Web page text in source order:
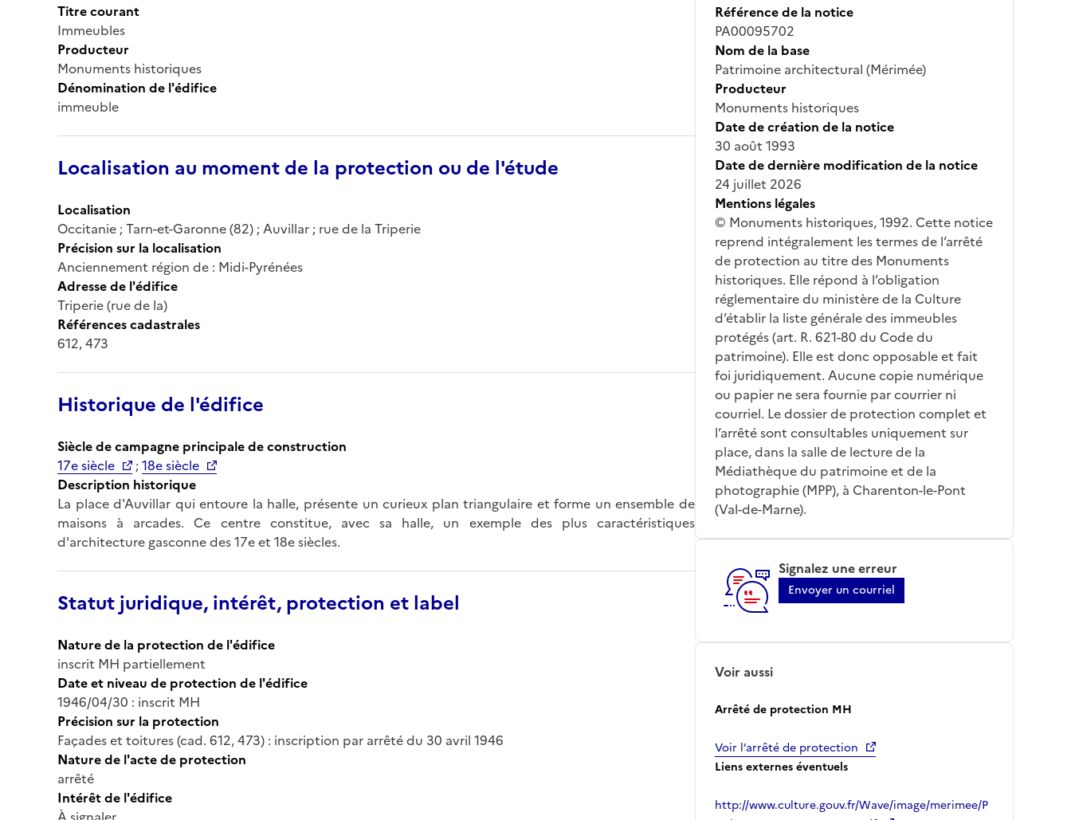
Titre courant
Immeubles
Producteur
Monuments historiques
Dénomination de l'édifice
immeuble
Localisation au moment de la protection ou de l'étude
Localisation
Occitanie ; Tarn-et-Garonne (82) ; Auvillar ; rue de la Triperie
Précision sur la localisation
Anciennement région de : Midi-Pyrénées
Adresse de l'édifice
Triperie (rue de la)
Références cadastrales
612, 473
Historique de l'édifice
Siècle de campagne principale de construction
17e siècle
;18e siècle
Description historique
La place d'Auvillar qui entoure la halle, présente un curieux plan triangulaire et forme un ensemble de
maisons à arcades. Ce centre constitue, avec sa halle, un exemple des plus caractéristiques
d'architecture gasconne des 17e et 18e siècles.
Statut juridique, intérêt, protection et label
Nature de la protection de l'édifice
inscrit MH partiellement
Date et niveau de protection de l'édifice
1946/04/30 : inscrit MH
Précision sur la protection
Façades et toitures (cad. 612, 473) : inscription par arrêté du 30 avril 1946
Nature de l'acte de protection
arrêté
Intérêt de l'édifice
Référence de la notice
PA00095702
Nom de la base
Patrimoine architectural (Mérimée)
Producteur
Monuments historiques
Date de création de la notice
30 août 1993
Date de dernière modification de la notice
24 juillet 2026
Mentions légales
© Monuments historiques, 1992. Cette notice
reprend intégralement les termes de l’arrêté
de protection au titre des Monuments
historiques. Elle répond à l’obligation
réglementaire du ministère de la Culture
d’établir la liste générale des immeubles
protégés (art. R. 621-80 du Code du
patrimoine). Elle est donc opposable et fait
foi juridiquement. Aucune copie numérique
ou papier ne sera fournie par courrier ni
courriel. Le dossier de protection complet et
l’arrêté sont consultables uniquement sur
place, dans la salle de lecture de la
Médiathèque du patrimoine et de la
photographie (MPP), à Charenton-le-Pont
(Val-de-Marne).
Signalez une erreur
Envoyer un courriel
Voir aussi
Arrêté de protection MH
Voir l’arrêté de protection
Liens externes éventuels
http://www.culture.gouv.fr/Wave/image/merimee/P